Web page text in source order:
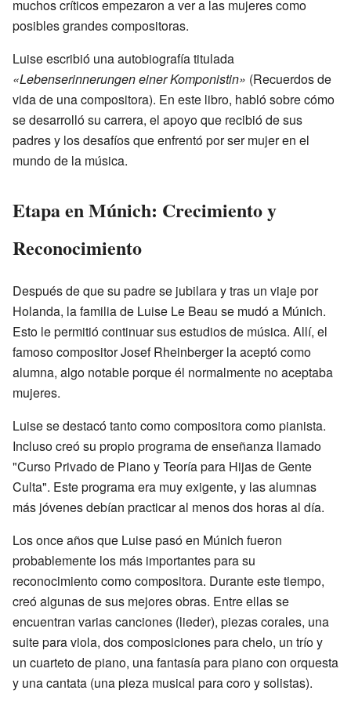
muchos críticos empezaron a ver a las mujeres como
posibles grandes compositoras.
Luise escribió una autobiografía titulada
«Lebenserinnerungen einer Komponistin» (Recuerdos de
vida de una compositora). En este libro, habló sobre cómo
se desarrolló su carrera, el apoyo que recibió de sus
padres y los desafíos que enfrentó por ser mujer en el
mundo de la música.
Etapa en Múnich: Crecimiento y
Reconocimiento
Después de que su padre se jubilara y tras un viaje por
Holanda, la familia de Luise Le Beau se mudó a Múnich.
Esto le permitió continuar sus estudios de música. Allí, el
famoso compositor Josef Rheinberger la aceptó como
alumna, algo notable porque él normalmente no aceptaba
mujeres.
Luise se destacó tanto como compositora como pianista.
Incluso creó su propio programa de enseñanza llamado
"Curso Privado de Piano y Teoría para Hijas de Gente
Culta". Este programa era muy exigente, y las alumnas
más jóvenes debían practicar al menos dos horas al día.
Los once años que Luise pasó en Múnich fueron
probablemente los más importantes para su
reconocimiento como compositora. Durante este tiempo,
creó algunas de sus mejores obras. Entre ellas se
encuentran varias canciones (lieder), piezas corales, una
suite para viola, dos composiciones para chelo, un trío y
un cuarteto de piano, una fantasía para piano con orquesta
y una cantata (una pieza musical para coro y solistas).